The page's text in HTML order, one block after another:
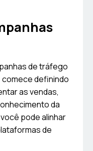
de tráfego
definindo
as vendas,
da
pode alinhar
de